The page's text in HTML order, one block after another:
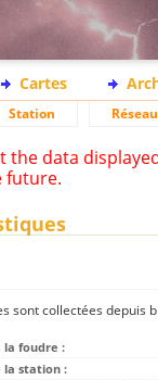
Cartes
Station Réseau
the data
future.
sont collectées
la foudre :
la station :